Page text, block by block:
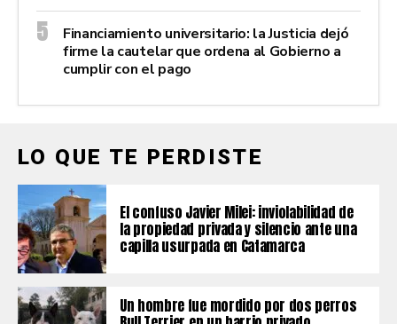
Financiamiento universitario: la Justicia dejó
firme la cautelar que ordena al Gobierno a
cumplir con el pago
LO QUE TE PERDISTE
El confuso Javier Milei: inviolabilidad de
la propiedad privada y silencio ante una
capilla usurpada en Catamarca
Un hombre fue mordido por dos perros